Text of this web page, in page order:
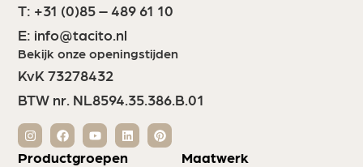
T: +31 (0)85 – 489 61 10
E: info@tacito.nl
Bekijk onze openingstijden
KvK 73278432
BTW nr. NL8594.35.386.B.01
Productgroepen Maatwerk